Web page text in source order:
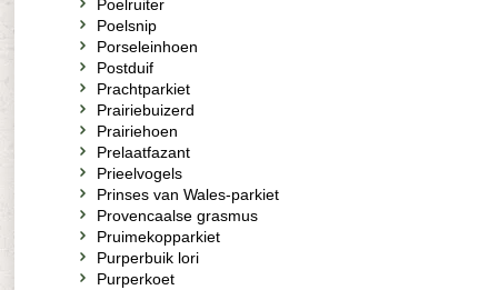
Poelruiter
Poelsnip
Porseleinhoen
Postduif
Prachtparkiet
Prairiebuizerd
Prairiehoen
Prelaatfazant
Prieelvogels
Prinses van Wales-parkiet
Provencaalse grasmus
Pruimekopparkiet
Purperbuik lori
Purperkoet